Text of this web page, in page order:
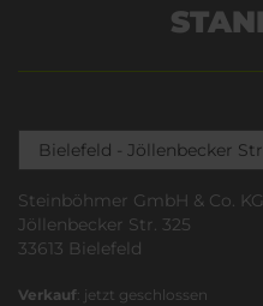
Steinböhmer GmbH & Co. KG
Jöllenbecker Str. 325
33613 Bielefeld
Verkauf: jetzt geschlossen